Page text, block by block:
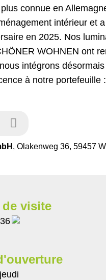
connue en
intérieur et
en 2025. Nos
WOHNEN ont
intégrons
à notre portefeuille :
, Olakenweg 36, 59457
de visite